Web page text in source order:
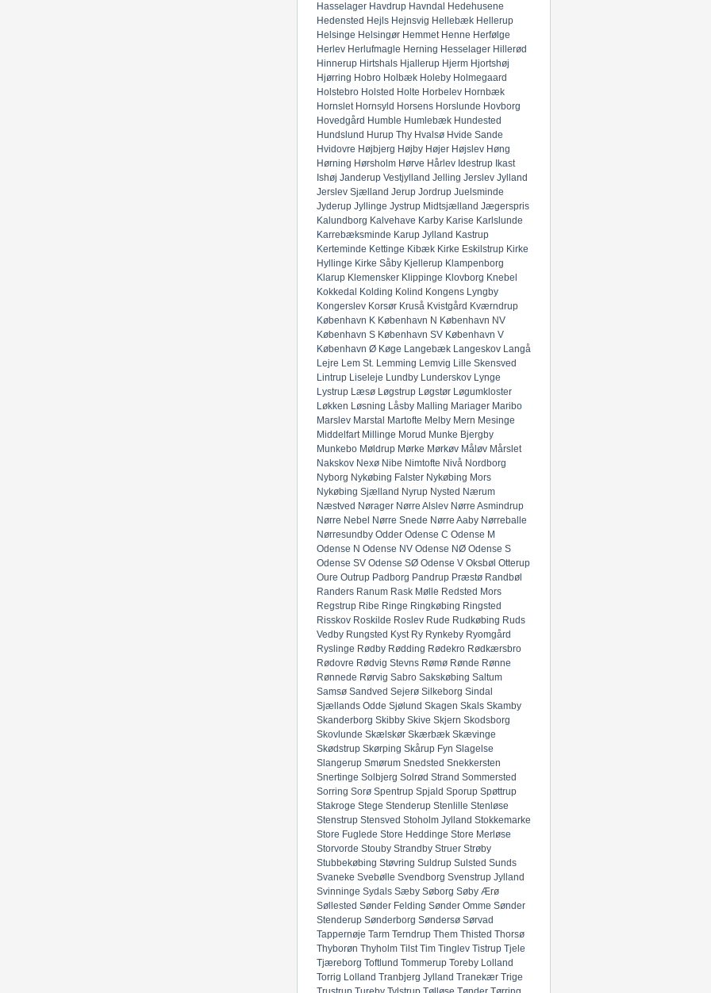
Hasselager Havdrup Havndal Hedehusene
Hedensted Hejls Hejnsvig Hellebæk Hellerup
Helsinge Helsingør Hemmet Henne Herfølge
Herlev Herlufmagle Herning Hesselager Hillerød
Hinnerup Hirtshals Hjallerup Hjerm Hjortshøj
Hjørring Hobro Holbæk Holeby Holmegaard
Holstebro Holsted Holte Horbelev Hornbæk
Hornslet Hornsyld Horsens Horslunde Hovborg
Hovedgård Humble Humlebæk Hundested
Hundslund Hurup Thy Hvalsø Hvide Sande
Hvidovre Højbjerg Højby Højer Højslev Høng
Hørning Hørsholm Hørve Hårlev Idestrup Ikast
Ishøj Janderup Vestjylland Jelling Jerslev Jylland
Jerslev Sjælland Jerup Jordrup Juelsminde
Jyderup Jyllinge Jystrup Midtsjælland Jægerspris
Kalundborg Kalvehave Karby Karise Karlslunde
Karrebæksminde Karup Jylland Kastrup
Kerteminde Kettinge Kibæk Kirke Eskilstrup Kirke
Hyllinge Kirke Såby Kjellerup Klampenborg
Klarup Klemensker Klippinge Klovborg Knebel
Kokkedal Kolding Kolind Kongens Lyngby
Kongerslev Korsør Kruså Kvistgård Kværndrup
København K København N København NV
København S København SV København V
København Ø Køge Langebæk Langeskov Langå
Lejre Lem St. Lemming Lemvig Lille Skensved
Lintrup Liseleje Lundby Lunderskov Lynge
Lystrup Læsø Løgstrup Løgstør Løgumkloster
Løkken Løsning Låsby Malling Mariager Maribo
Marslev Marstal Martofte Melby Mern Mesinge
Middelfart Millinge Morud Munke Bjergby
Munkebo Møldrup Mørke Mørkøv Måløv Mårslet
Nakskov Nexø Nibe Nimtofte Nivå Nordborg
Nyborg Nykøbing Falster Nykøbing Mors
Nykøbing Sjælland Nyrup Nysted Nærum
Næstved Nørager Nørre Alslev Nørre Asmindrup
Nørre Nebel
Nørre Snede Nørre Aaby Nørreballe
Nørresundby Odder Odense C Odense M
Odense N Odense NV Odense NØ Odense S
Odense SV Odense SØ Odense V Oksbøl Otterup
Oure Outrup Padborg Pandrup Præstø Randbøl
Randers Ranum Rask Mølle Redsted Mors
Regstrup Ribe Ringe Ringkøbing Ringsted
Risskov Roskilde Roslev Rude Rudkøbing Ruds
Vedby Rungsted Kyst Ry Rynkeby Ryomgård
Ryslinge Rødby Rødding Rødekro Rødkærsbro
Rødovre Rødvig Stevns Rømø Rønde Rønne
Rønnede Rørvig Sabro Sakskøbing Saltum
Samsø Sandved Sejerø Silkeborg Sindal
Sjællands Odde Sjølund Skagen Skals Skamby
Skanderborg Skibby Skive Skjern Skodsborg
Skovlunde Skælskør Skærbæk Skævinge
Skødstrup Skørping Skårup Fyn Slagelse
Slangerup Smørum Snedsted Snekkersten
Snertinge Solbjerg Solrød Strand Sommersted
Sorring Sorø Spentrup Spjald Sporup Spøttrup
Stakroge Stege Stenderup Stenlille Stenløse
Stenstrup Stensved Stoholm Jylland Stokkemarke
Store Fuglede Store Heddinge Store Merløse
Storvorde Stouby Strandby Struer Strøby
Stubbekøbing Støvring Suldrup Sulsted Sunds
Svaneke Svebølle Svendborg Svenstrup Jylland
Svinninge Sydals Sæby Søborg Søby Ærø
Søllested Sønder Felding Sønder Omme Sønder
Stenderup Sønderborg Søndersø Sørvad
Tappernøje Tarm Terndrup Them Thisted Thorsø
Thyborøn Thyholm Tilst Tim Tinglev Tistrup Tjele
Tjæreborg Toftlund Tommerup Toreby Lolland
Torrig Lolland Tranbjerg Jylland Tranekær Trige